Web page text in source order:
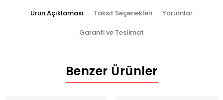
Ürün Açıklaması Taksit Seçenekleri Yorumlar
Garanti ve Teslimat
Benzer Ürünler